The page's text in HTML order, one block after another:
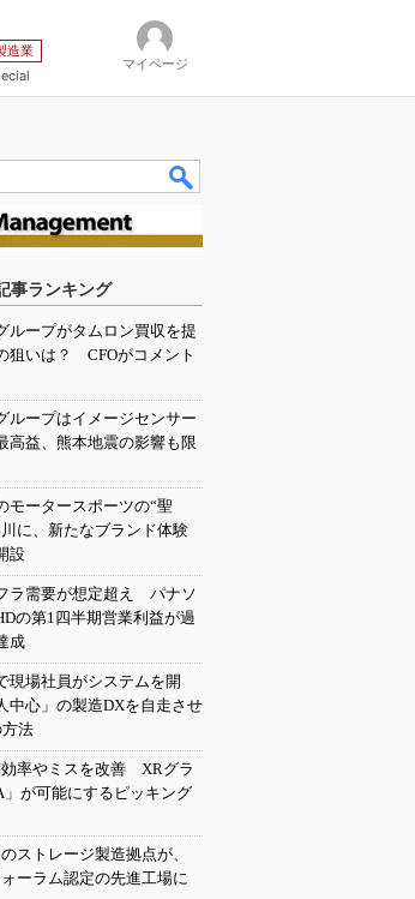
造業
マイページ
事ランキング
ループがタムロン買収を提
狙いは？ CFOがコメント
ループはイメージセンサー
高益、熊本地震の影響も限
モータースポーツの“聖
に、新たなブランド体験
設
ラ需要が想定超え パナソ
の第1四半期営業利益が過
成
現場社員がシステムを開
心」の製造DXを自走させ
法
率やミスを改善 XRグラ
が可能にするピッキング
ストレージ製造拠点が、
ーラム認定の先進工場に